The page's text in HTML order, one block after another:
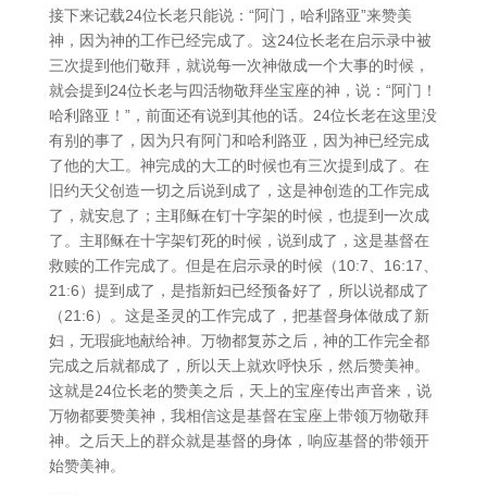
接下来记载24位长老只能说：“阿门，哈利路亚”来赞美
神，因为神的工作已经完成了。这24位长老在启示录中被
三次提到他们敬拜，就说每一次神做成一个大事的时候，
就会提到24位长老与四活物敬拜坐宝座的神，说：“阿门！
哈利路亚！”，前面还有说到其他的话。24位长老在这里没
有别的事了，因为只有阿门和哈利路亚，因为神已经完成
了他的大工。神完成的大工的时候也有三次提到成了。在
旧约天父创造一切之后说到成了，这是神创造的工作完成
了，就安息了；主耶稣在钉十字架的时候，也提到一次成
了。主耶稣在十字架钉死的时候，说到成了，这是基督在
救赎的工作完成了。但是在启示录的时候（10:7、16:17、
21:6）提到成了，是指新妇已经预备好了，所以说都成了
（21:6）。这是圣灵的工作完成了，把基督身体做成了新
妇，无瑕疵地献给神。万物都复苏之后，神的工作完全都
完成之后就都成了，所以天上就欢呼快乐，然后赞美神。
这就是24位长老的赞美之后，天上的宝座传出声音来，说
万物都要赞美神，我相信这是基督在宝座上带领万物敬拜
神。之后天上的群众就是基督的身体，响应基督的带领开
始赞美神。